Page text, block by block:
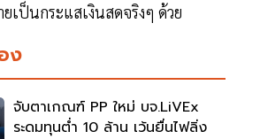
เป็นกระแสเงินสดจริงๆ ด้วย
ง
จับตาเกณฑ์ PP ใหม่ บจ.LiVEx
ระดมทุนต่ำ 10 ล้าน เว้นยื่นไฟลิ่ง